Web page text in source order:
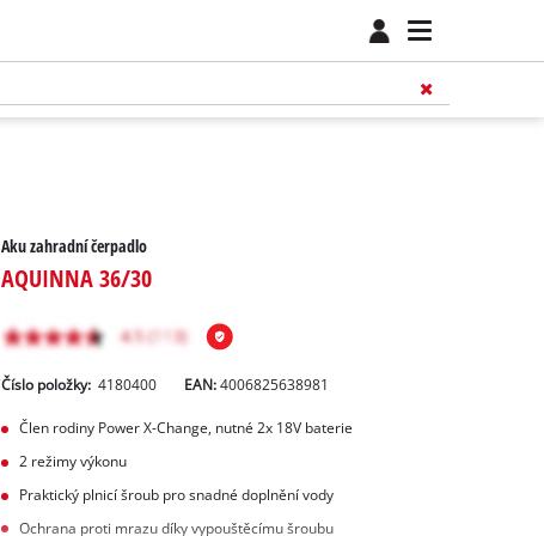
Aku zahradní čerpadlo
AQUINNA 36/30
Číslo položky: 4180400 EAN:4006825638981
Člen rodiny Power X-Change, nutné 2x 18V baterie
2 režimy výkonu
Praktický plnicí šroub pro snadné doplnění vody
Ochrana proti mrazu díky vypouštěcímu šroubu